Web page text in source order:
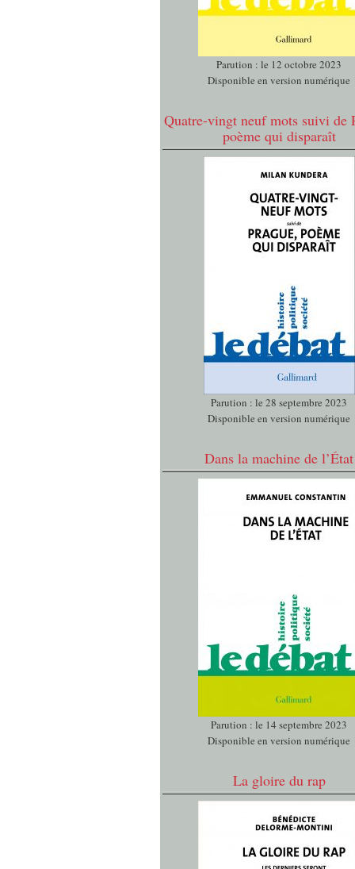
Parution : le 12 octobre 2023
Disponible en version numérique
Quatre-vingt neuf mots suivi de
poème qui disparaît
Parution : le 28 septembre 2023
Disponible en version numérique
Dans la machine de l’État
Parution : le 14 septembre 2023
Disponible en version numérique
La gloire du rap